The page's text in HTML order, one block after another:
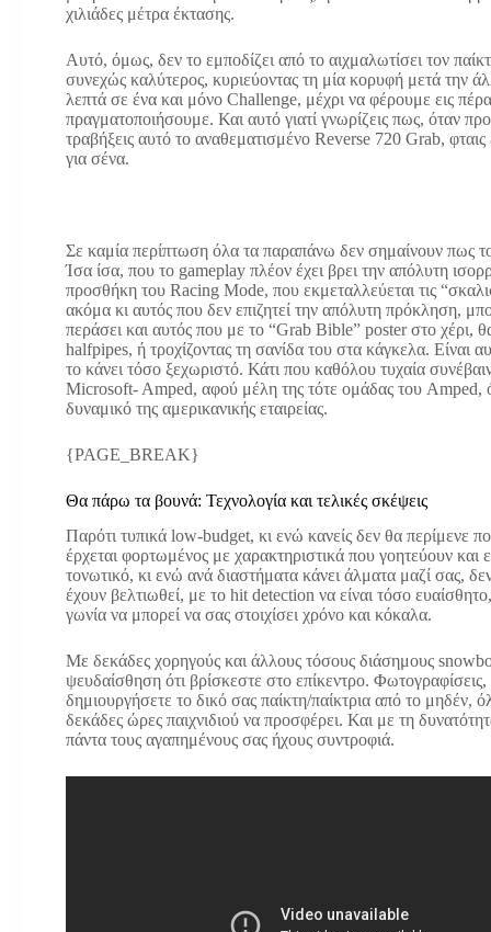
χιλιάδες μέτρα έκτασης.
Αυτό, όμως, δεν το εμποδίζει από το αιχμαλωτίσει τον
συνεχώς καλύτερος, κυριεύοντας τη μία κορυφή μετά την
λεπτά σε ένα και μόνο Challenge, μέχρι να φέρουμε εις
πραγματοποιήσουμε. Και αυτό γιατί γνωρίζεις πως, όταν
τραβήξεις αυτό το αναθεματισμένο Reverse 720 Grab, φταις
για σένα.
Σε καμία περίπτωση όλα τα παραπάνω δεν σημαίνουν πως
Ίσα ίσα, που το gameplay πλέον έχει βρει την απόλυτη
προσθήκη του Racing Mode, που εκμεταλλεύεται τις
ακόμα κι αυτός που δεν επιζητεί την απόλυτη πρόκληση,
περάσει και αυτός που με το “Grab Bible” poster στο χέρι,
halfpipes, ή τροχίζοντας τη σανίδα του στα κάγκελα.
το κάνει τόσο ξεχωριστό. Κάτι που καθόλου τυχαία
Microsoft- Amped, αφού μέλη της τότε ομάδας του
δυναμικό της αμερικανικής εταιρείας.
{PAGE_BREAK}
Θα πάρω τα βουνά: Τεχνολογία και τελικές σκέψεις
Παρότι τυπικά low-budget, κι ενώ κανείς δεν θα περίμενε
έρχεται φορτωμένος με χαρακτηριστικά που γοητεύουν
τονωτικό, κι ενώ ανά διαστήματα κάνει άλματα μαζί σας,
έχουν βελτιωθεί, με το hit detection να είναι τόσο
γωνία να μπορεί να σας στοιχίσει χρόνο και κόκαλα.
Με δεκάδες χορηγούς και άλλους τόσους διάσημους
ψευδαίσθηση ότι βρίσκεστε στο επίκεντρο.
δημιουργήσετε το δικό σας παίκτη/παίκτρια από το μηδέν,
δεκάδες ώρες παιχνιδιού να προσφέρει. Και με τη
πάντα τους αγαπημένους σας ήχους συντροφιά.